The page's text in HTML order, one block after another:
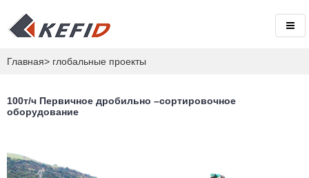
Главная> глобальные проекты
100т/ч Первичное дробильно –сортировочное
оборудование